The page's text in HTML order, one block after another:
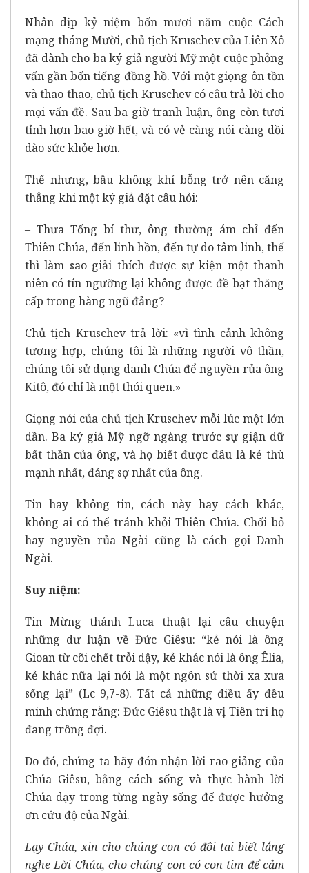
Nhân dịp kỷ niệm bốn mươi năm cuộc Cách
mạng tháng Mười, chủ tịch Kruschev của Liên Xô
đã dành cho ba ký giả người Mỹ một cuộc phỏng
vấn gần bốn tiếng đồng hồ. Với một giọng ôn tồn
và thao thao, chủ tịch Kruschev có câu trả lời cho
mọi vấn đề. Sau ba giờ tranh luận, ông còn tươi
tỉnh hơn bao giờ hết, và có vẻ càng nói càng dồi
dào sức khỏe hơn.
Thế nhưng, bầu không khí bỗng trở nên căng
thẳng khi một ký giả đặt câu hỏi:
– Thưa Tổng bí thư, ông thường ám chỉ đến
Thiên Chúa, đến linh hồn, đến tự do tâm linh, thế
thì làm sao giải thích được sự kiện một thanh
niên có tín ngưỡng lại không được đề bạt thăng
cấp trong hàng ngũ đảng?
Chủ tịch Kruschev trả lời: «vì tình cảnh không
tương hợp, chúng tôi là những người vô thần,
chúng tôi sử dụng danh Chúa để nguyền rủa ông
Kitô, đó chỉ là một thói quen.»
Giọng nói của chủ tịch Kruschev mỗi lúc một lớn
dần. Ba ký giả Mỹ ngỡ ngàng trước sự giận dữ
bất thần của ông, và họ biết được đâu là kẻ thù
mạnh nhất, đáng sợ nhất của ông.
Tin hay không tin, cách này hay cách khác,
không ai có thể tránh khỏi Thiên Chúa. Chối bỏ
hay nguyền rủa Ngài cũng là cách gọi Danh
Ngài.
Suy niệm:
Tin Mừng thánh Luca thuật lại câu chuyện
những dư luận về Đức Giêsu: “kẻ nói là ông
Gioan từ cõi chết trỗi dậy, kẻ khác nói là ông Êlia,
kẻ khác nữa lại nói là một ngôn sứ thời xa xưa
sống lại” (Lc 9,7-8). Tất cả những điều ấy đều
minh chứng rằng: Đức Giêsu thật là vị Tiên tri họ
đang trông đợi.
Do đó, chúng ta hãy đón nhận lời rao giảng của
Chúa Giêsu, bằng cách sống và thực hành lời
Chúa dạy trong từng ngày sống để được hưởng
ơn cứu độ của Ngài.
Lạy Chúa, xin cho chúng con có đôi tai biết lắng
nghe Lời Chúa, cho chúng con có con tim để cảm